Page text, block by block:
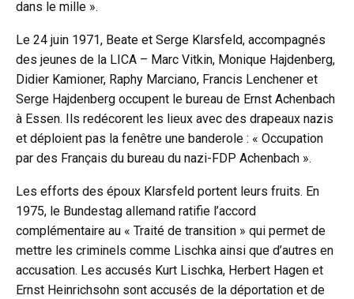
dans le mille ».
Le 24 juin 1971, Beate et Serge Klarsfeld, accompagnés
des jeunes de la LICA – Marc Vitkin, Monique Hajdenberg,
Didier Kamioner, Raphy Marciano, Francis Lenchener et
Serge Hajdenberg occupent le bureau de Ernst Achenbach
à Essen. Ils redécorent les lieux avec des drapeaux nazis
et déploient pas la fenêtre une banderole : « Occupation
par des Français du bureau du nazi-FDP Achenbach ».
Les efforts des époux Klarsfeld portent leurs fruits. En
1975, le Bundestag allemand ratifie l’accord
complémentaire au « Traité de transition » qui permet de
mettre les criminels comme Lischka ainsi que d’autres en
accusation. Les accusés Kurt Lischka, Herbert Hagen et
Ernst Heinrichsohn sont accusés de la déportation et de